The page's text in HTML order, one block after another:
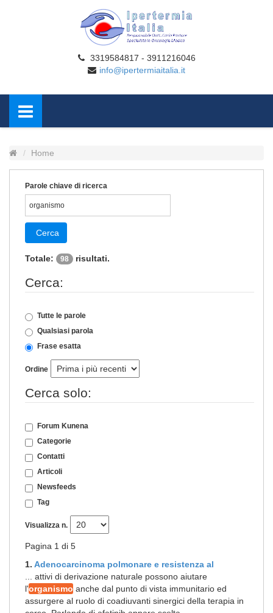
3319584817 - 3911216046
info@ipertermiaitalia.it
Home
Parole chiave di ricerca
Cerca
Totale: 98 risultati.
Cerca:
Tutte le parole
Qualsiasi parola
Frase esatta
Ordine
Cerca solo:
Forum Kunena
Categorie
Contatti
Articoli
Newsfeeds
Tag
Visualizza n.
Pagina 1 di 5
1. Adenocarcinoma polmonare e resistenza al
... attivi di derivazione naturale possono aiutare
l'organismo anche dal punto di vista immunitario ed
assurgere al ruolo di coadiuvanti sinergici della terapia in